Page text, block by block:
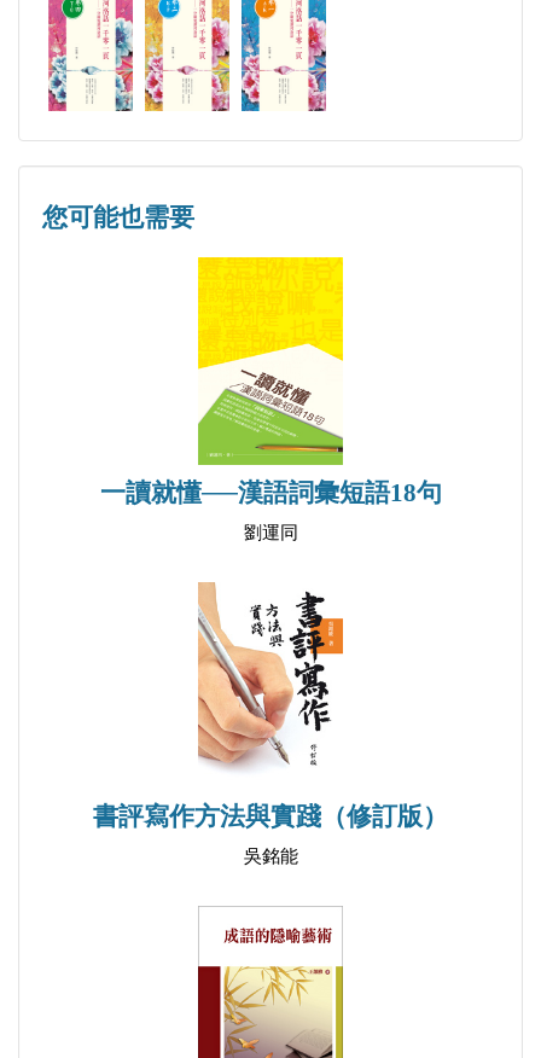
0507 別褲腳【撇褲腳】 025
0508 抿壁堵【編壁堵】 026
0509 貧惰、疲墮、憊惰【頻惰、般惰】 027
0510 一旁、一平【一屏】 028
0511 東旁【東平、東屏】 029
0512 變猴弄【秉勾當】 030
0514 變鬼【秉詭、秉宄】 032
0515 傍【分】 033
0516 抱圈仔、報圈仔【簸圈仔】 034
0517 磅空、炐空【洞空】 035
0518 碰著【逢著】 036
0519 傍壁【逢壁、碰壁】 037
0520 盡磅、盡爆、盡弸【盡步】 038
0521 六月火燒埔【六月火燒晡】 039
0522 埔姜【牡荊】 040
0523 埔【浦、阜、墦】 041
0524 鬖裒【散幅】 042
0525 步頻【白平、白憑、暴憑】 043
0526 有二步七仔【有二把拭仔】 044
0527 空喙哺舌【空喙薄舌、空喙磨舌】 045
0528 一坏【一抔】 046
0529 跋桮【卜貝】 047
0531 服桶【跋桶】 049
0533 芭樂【桲仔】 051
0534 屎萞【屎撥】 052
您可能也需要
一讀就懂──漢語詞彙短語18句
劉運同
書評寫作方法與實踐（修訂版）
吳銘能